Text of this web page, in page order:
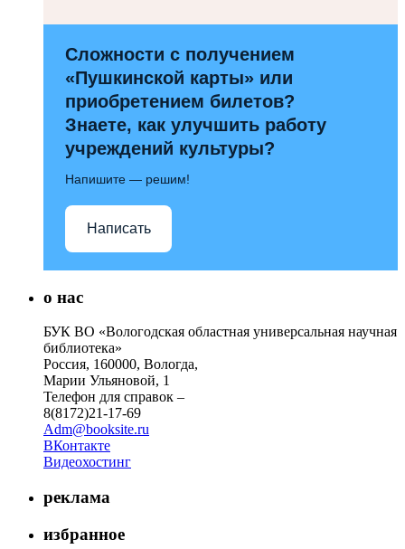
Сложности с получением
«Пушкинской карты» или
приобретением билетов?
Знаете, как улучшить работу
учреждений культуры?
Напишите — решим!
Написать
о нас
БУК ВО «Вологодская областная универсальная научная
библиотека»
Россия, 160000, Вологда,
Марии Ульяновой, 1
Телефон для справок –
8(8172)21-17-69
Adm@booksite.ru
ВКонтакте
Видеохостинг
реклама
избранное